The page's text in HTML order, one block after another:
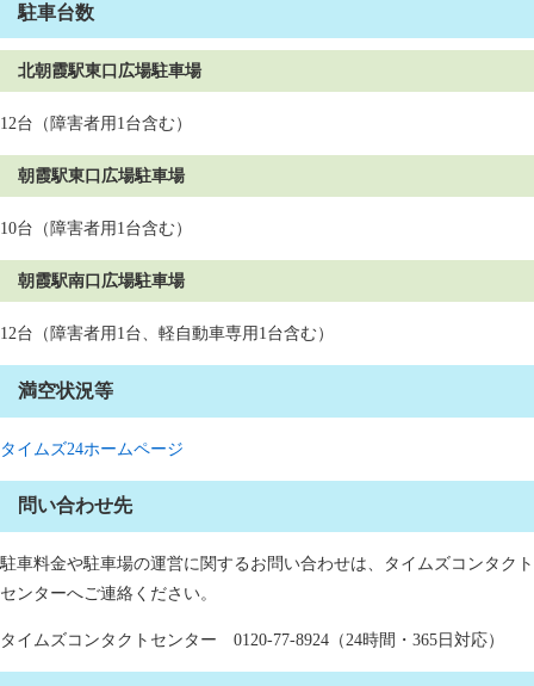
駐車台数
北朝霞駅東口広場駐車場
12台（障害者用1台含む）
朝霞駅東口広場駐車場
10台（障害者用1台含む）
朝霞駅南口広場駐車場
12台（障害者用1台、軽自動車専用1台含む）
満空状況等
タイムズ24ホームページ
問い合わせ先
駐車料金や駐車場の運営に関するお問い合わせは、タイムズコンタクト
センターへご連絡ください。
タイムズコンタクトセンター 0120-77-8924（24時間・365日対応）